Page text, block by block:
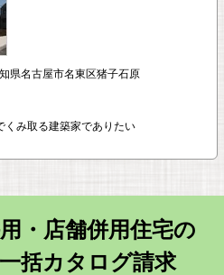
県名古屋市名東区猪子石原
くみ取る建築家でありたい
・店舗併用住宅の
括カタログ請求